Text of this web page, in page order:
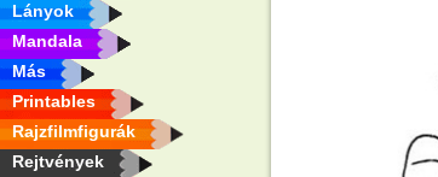
Lányok
Mandala
Más
Printables
Rajzfilmfigurák
Rejtvények